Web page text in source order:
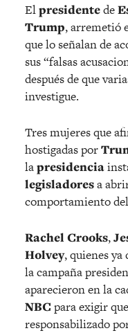
Elpresidentede
Trump, arremetió
que lo señalan de
sus “falsas
después de que
investigue.
Tres mujeres que
hostigadas por
lapresidencia
legisladoresa
comportamiento del
Rachel Crooks,
Holvey, quienes
la campaña
aparecieron en la
NBC para exigir
responsabilizado